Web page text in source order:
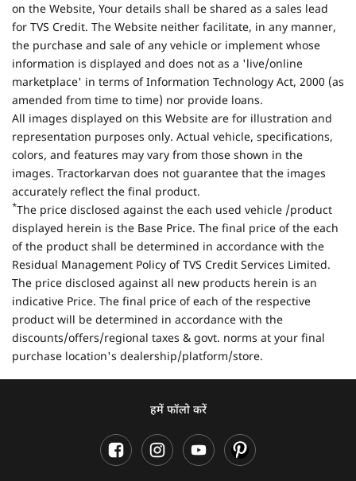
on the Website, Your details shall be shared as a sales lead
for TVS Credit. The Website neither facilitate, in any manner,
the purchase and sale of any vehicle or implement whose
information is displayed and does not as a 'live/online
marketplace' in terms of Information Technology Act, 2000 (as
amended from time to time) nor provide loans.
All images displayed on this Website are for illustration and
representation purposes only. Actual vehicle, specifications,
colors, and features may vary from those shown in the
images. Tractorkarvan does not guarantee that the images
accurately reflect the final product.
*The price disclosed against the each used vehicle /product
displayed herein is the Base Price. The final price of the each
of the product shall be determined in accordance with the
Residual Management Policy of TVS Credit Services Limited.
The price disclosed against all new products herein is an
indicative Price. The final price of each of the respective
product will be determined in accordance with the
discounts/offers/regional taxes & govt. norms at your final
purchase location's dealership/platform/store.
हमें फॉलो करें